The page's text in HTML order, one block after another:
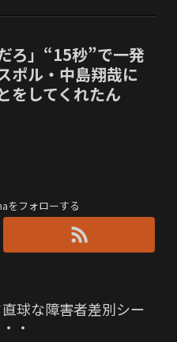
ろ」“15秒”で一発
ポル・中島翔哉に
をしてくれたん
をフォローする
球な障害者差別シー
・